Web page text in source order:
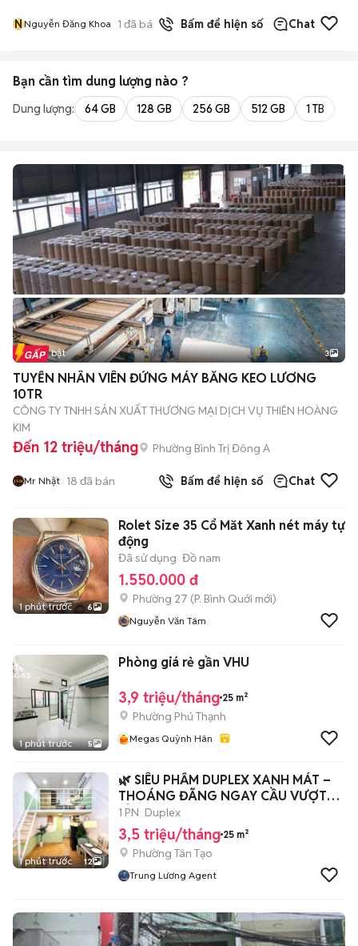
NNguyễn Đăng Khoa 1 đã bán Bấm để hiện số Chat
Bạn cần tìm dung lượng nào ?
Dung lượng: 64 GB 128 GB 256 GB 512 GB 1 TB
Tin nổi bật 3
TUYỂN NHÂN VIÊN ĐỨNG MÁY BĂNG KEO LƯƠNG
10TR
CÔNG TY TNHH SẢN XUẤT THƯƠNG MẠI DỊCH VỤ THIÊN HOÀNG
KIM
Đến 12 triệu/tháng Phường Bình Trị Đông A
Mr Nhật 18 đã bán Bấm để hiện số Chat
1 phút trước 6
Rolet Size 35 Cổ Măt Xanh nét máy tự
động
Đã sử dụng Đồ nam
1.550.000 đ
Phường 27 (P. Bình Quới mới)
Nguyễn Văn Tâm
1 phút trước 5
Phòng giá rẻ gần VHU
3,9 triệu/tháng 25 m²
Phường Phú Thạnh
Megas Quỳnh Hân
1 phút trước 12
🌿 SIÊU PHẨM DUPLEX XANH MÁT –
THOÁNG ĐÃNG NGAY CẦU VƯỢT
TỈNH LỘ 10
1 PN Duplex
3,5 triệu/tháng 25 m²
Phường Tân Tạo
Trung Lương Agent